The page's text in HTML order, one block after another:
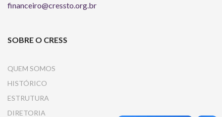
financeiro@cressto.org.br
SOBRE O CRESS
QUEM SOMOS
HISTÓRICO
ESTRUTURA
DIRETORIA